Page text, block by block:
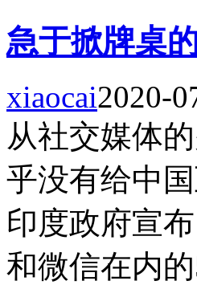
急于掀牌桌
xiaocai2020-
从社交媒体
乎没有给中
印度政府宣
和微信在内